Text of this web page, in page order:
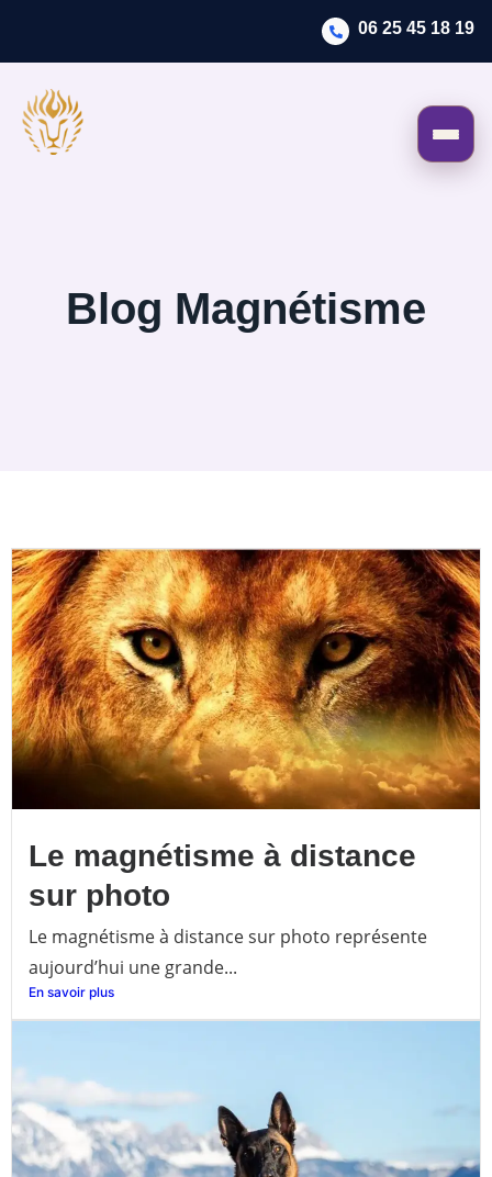
06 25 45 18 19
Blog Magnétisme
Le magnétisme à distance
sur photo
Le magnétisme à distance sur photo représente
aujourd’hui une grande...
En savoir plus